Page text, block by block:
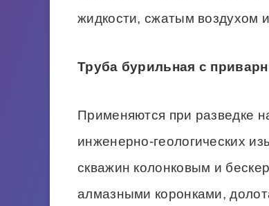
жидкости, сжатым воздухом
Труба бурильная с
Применяются при разведке
инженерно-геологических
скважин колонковым и
алмазными коронками,